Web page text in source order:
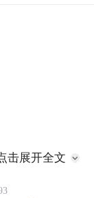
携手见证国货
击展开全文